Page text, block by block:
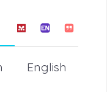
English